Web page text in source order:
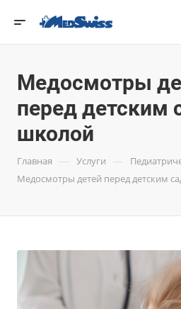
Медосмотры
перед детским
школой
Главная — Услуги —
Медосмотры детей перед детским